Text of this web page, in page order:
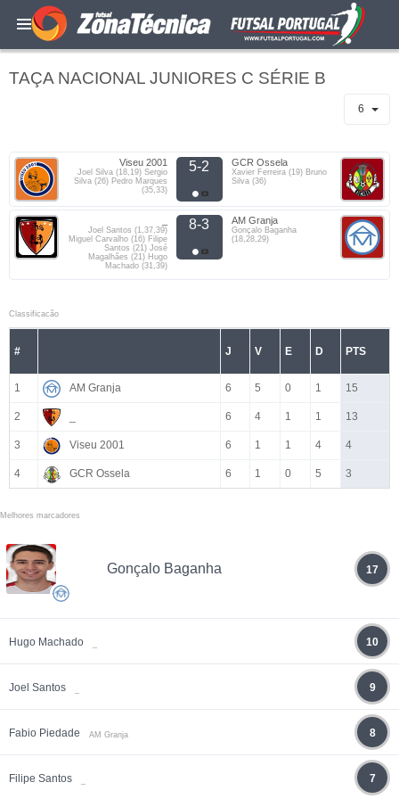
TAÇA NACIONAL JUNIORES C SÉRIE B
6
Viseu 2001
Joel Silva (18,19) Sergio
Silva (26) Pedro Marques
(35,33)
5-2 GCR Ossela
Xavier Ferreira (19) Bruno
Silva (36)
Joel Santos (1,37,39)
Miguel Carvalho (16) Filipe
Santos (21) José
Magalhães (21) Hugo
Machado (31,39)
8-3 AM Granja
Gonçalo Baganha
(18,28,29)
Classificacão
# J V E D PTS
1 AM Granja 6 5 0 1 15
2 6 4 1 1 13
3 Viseu 2001 6 1 1 4 4
4 GCR Ossela 6 1 0 5 3
Melhores marcadores
Gonçalo Baganha 17
Hugo Machado 10
Joel Santos 9
Fabio Piedade AM Granja 8
Filipe Santos 7